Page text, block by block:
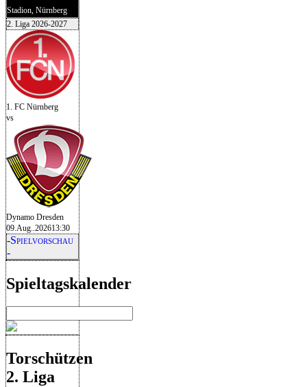
Stadion, Nürnberg
2. Liga 2026-2027
1. FC Nürnberg
vs
Dynamo Dresden
09.Aug..202613:30
-Spielvorschau
-
Spieltagskalender
Torschützen
2. Liga